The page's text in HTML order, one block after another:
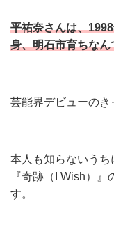
平祐奈さんは、
身、明石市育ちなん
芸能界デビューのき
本人も知らないう
『奇跡（I Wish）
す。